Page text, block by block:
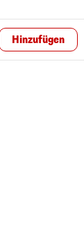
Hinzufügen